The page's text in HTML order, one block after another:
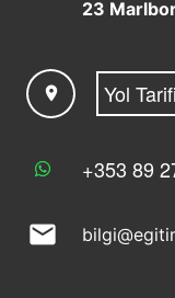
23
location_on Yol Tarifi
+353 89
mail